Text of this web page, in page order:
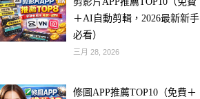
＋AI自動剪輯，2026最新新手
必看）
三月 28, 2026
修圖APP推薦TOP10（免費＋